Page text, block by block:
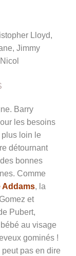
Lloyd,
Jimmy
Barry
les besoins
loin le
détournant
bonnes
Comme
Addams, la
et
Pubert,
au visage
gominés !
pas en dire